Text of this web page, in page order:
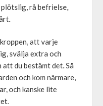
rå befrielse,
att varje
svälja extra och
att du bestämt det. Så
och kom närmare,
och kanske lite